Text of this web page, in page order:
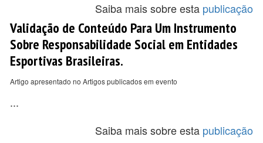
Saiba mais sobre esta publicação
Validação de Conteúdo Para Um Instrumento
Sobre Responsabilidade Social em Entidades
Esportivas Brasileiras.
Artigo apresentado no Artigos publicados em evento
...
Saiba mais sobre esta publicação